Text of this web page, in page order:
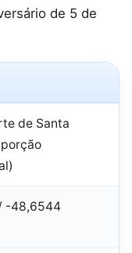
de 5 de
de Santa
-48,6544